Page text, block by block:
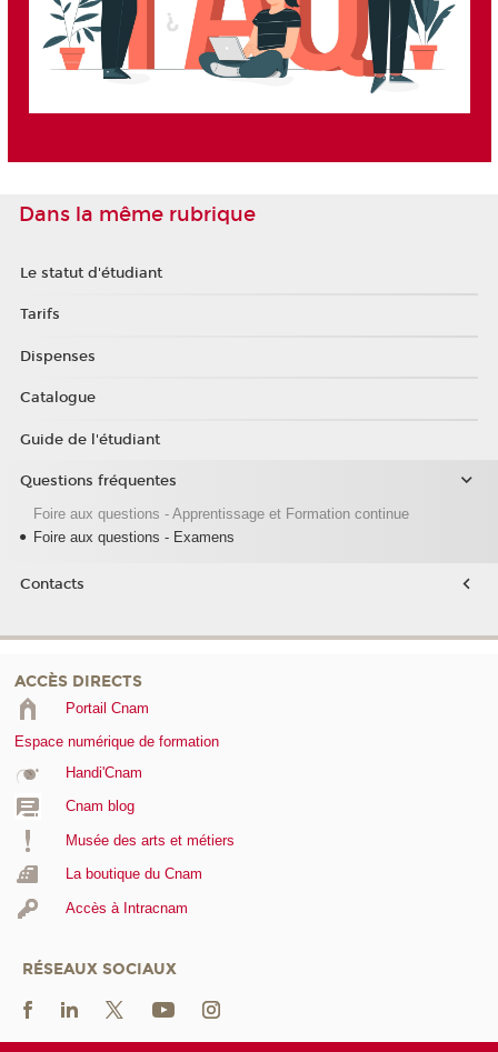
Dans la même rubrique
Le statut d'étudiant
Tarifs
Dispenses
Catalogue
Guide de l'étudiant
Questions fréquentes
Foire aux questions - Apprentissage et Formation continue
Foire aux questions - Examens
Contacts
ACCÈS DIRECTS
Portail Cnam
Espace numérique de formation
Handi'Cnam
Cnam blog
Musée des arts et métiers
La boutique du Cnam
Accès à Intracnam
RÉSEAUX SOCIAUX